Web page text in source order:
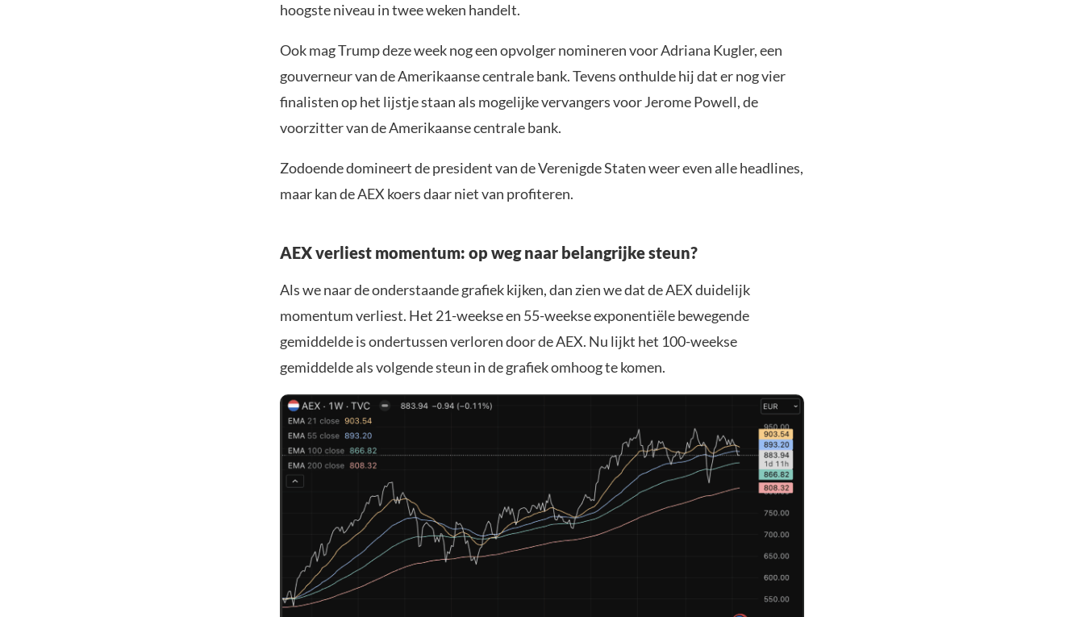
hoogste niveau in twee weken handelt.
Ook mag Trump deze week nog een opvolger nomineren voor Adriana Kugler, een
gouverneur van de Amerikaanse centrale bank. Tevens onthulde hij dat er nog vier
finalisten op het lijstje staan als mogelijke vervangers voor Jerome Powell, de
voorzitter van de Amerikaanse centrale bank.
Zodoende domineert de president van de Verenigde Staten weer even alle headlines,
maar kan de AEX koers daar niet van profiteren.
AEX verliest momentum: op weg naar belangrijke steun?
Als we naar de onderstaande grafiek kijken, dan zien we dat de AEX duidelijk
momentum verliest. Het 21-weekse en 55-weekse exponentiële bewegende
gemiddelde is ondertussen verloren door de AEX. Nu lijkt het 100-weekse
gemiddelde als volgende steun in de grafiek omhoog te komen.